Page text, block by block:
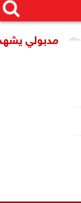
مدبولي يشهد